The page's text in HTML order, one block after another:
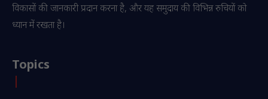
विकासों की जानकारी प्रदान करना है, और यह समुदाय की विभिन्न रुचियों को
ध्यान में रखता है।
Topics